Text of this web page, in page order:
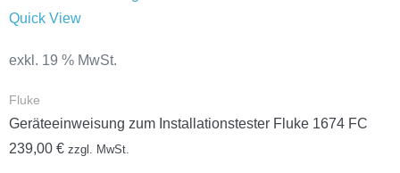
Quick View
exkl. 19 % MwSt.
Fluke
Geräteeinweisung zum Installationstester Fluke 1674 FC
239,00 € zzgl. MwSt.